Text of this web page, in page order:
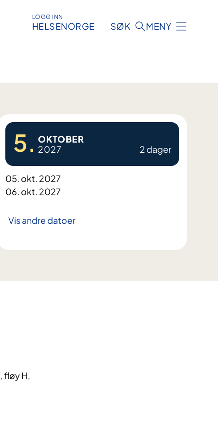
LOGG INN
HELSENORGE SØK MENY
5. OKTOBER
2027
2 dager
05. okt. 2027
06. okt. 2027
Vis andre datoer
fløy H,